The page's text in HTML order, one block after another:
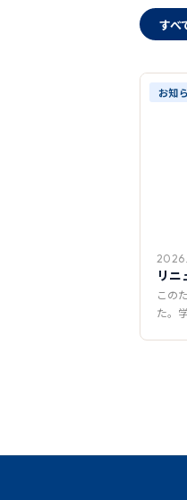
すべ
お知
リニ
この
た。